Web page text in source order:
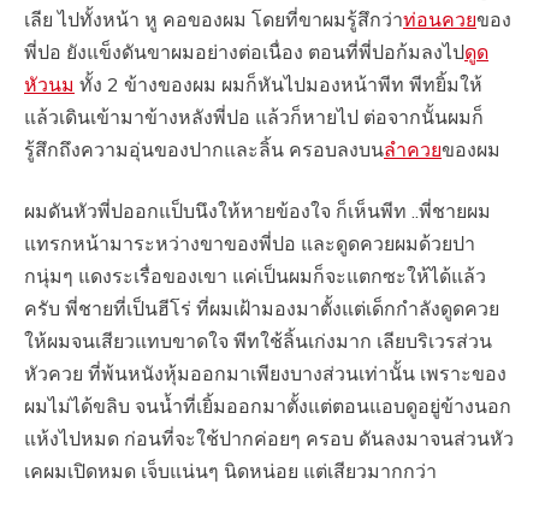
เลีย ไปทั้งหน้า หู คอของผม โดยที่ขาผมรู้สึกว่าท่อนควยของ
พี่ปอ ยังแข็งดันขาผมอย่างต่อเนื่อง ตอนที่พี่ปอก้มลงไปดูด
หัวนม ทั้ง 2 ข้างของผม ผมก็หันไปมองหน้าพีท พีทยิ้มให้
แล้วเดินเข้ามาข้างหลังพี่ปอ แล้วก็หายไป ต่อจากนั้นผมก็
รู้สึกถึงความอุ่นของปากและลิ้น ครอบลงบนลำควยของผม
ผมดันหัวพี่ปออกแป็บนึงให้หายข้องใจ ก็เห็นพีท ..พี่ชายผม
แทรกหน้ามาระหว่างขาของพี่ปอ และดูดควยผมด้วยปา
กนุ่มๆ แดงระเรื่อของเขา แค่เป็นผมก็จะแตกซะให้ได้แล้ว
ครับ พี่ชายที่เป็นฮีโร่ ที่ผมเฝ้ามองมาตั้งแต่เด็กกำลังดูดควย
ให้ผมจนเสียวแทบขาดใจ พีทใช้ลิ้นเก่งมาก เลียบริเวรส่วน
หัวควย ที่พ้นหนังหุ้มออกมาเพียงบางส่วนเท่านั้น เพราะของ
ผมไม่ได้ขลิบ จนน้ำที่เยิ้มออกมาตั้งแต่ตอนแอบดูอยู่ข้างนอก
แห้งไปหมด ก่อนที่จะใช้ปากค่อยๆ ครอบ ดันลงมาจนส่วนหัว
เคผมเปิดหมด เจ็บแน่นๆ นิดหน่อย แต่เสียวมากกว่า